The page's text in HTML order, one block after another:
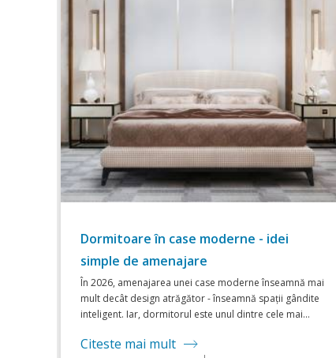
Credit pentru construcția unui proiect
casa - pași concreți
Fie că ai găsit deja inspirație într-o variantă standard
sau îți dorești una dintre acele case moderne cu design
contemporan, finanțarea este o etapă cheie.
Citeste mai mult